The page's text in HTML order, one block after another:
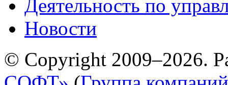
Деятельность по
Новости
© Copyright 2009–2026.